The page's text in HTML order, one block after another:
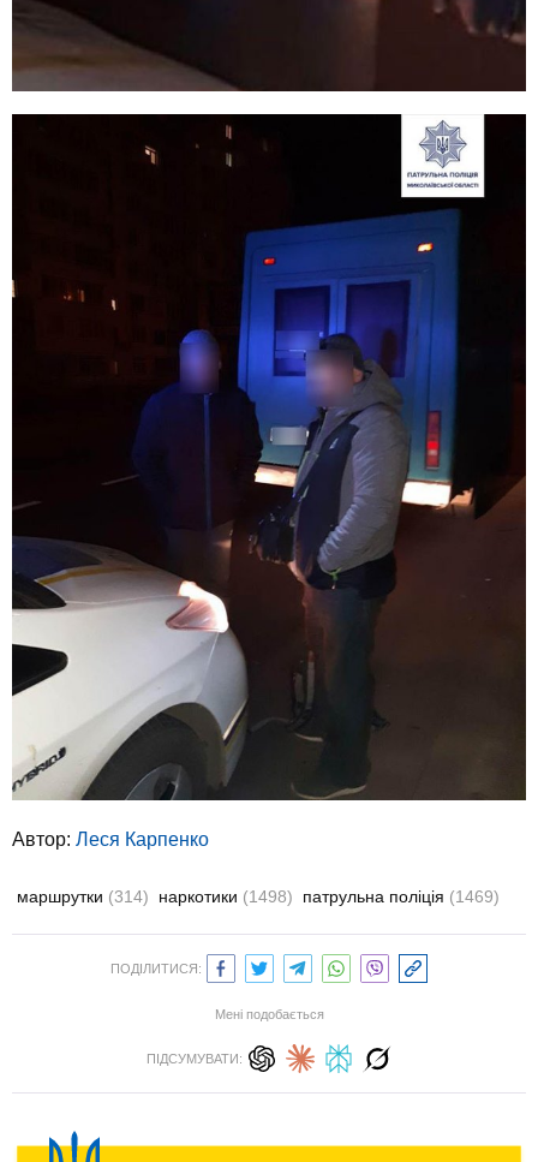
Автор: Леся Карпенко
маршрутки (314) наркотики (1498) патрульна поліція (1469)
ПОДІЛИТИСЯ:
Мені подобається
ПІДСУМУВАТИ: